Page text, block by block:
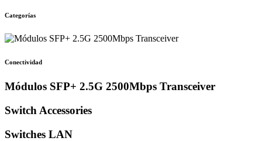
Categorías
Conectividad
Módulos SFP+ 2.5G 2500Mbps Transceiver
Switch Accessories
Switches LAN